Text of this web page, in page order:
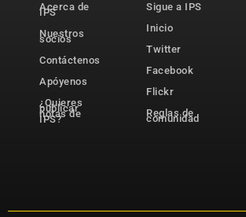
Acerca de
IPS
Nuestros
socios
Contáctenos
Apóyenos
¿Quieres
publicar
notas de
IPS?
Sigue a IPS
Inicio
Twitter
Facebook
Flickr
Reglas de
comunidad